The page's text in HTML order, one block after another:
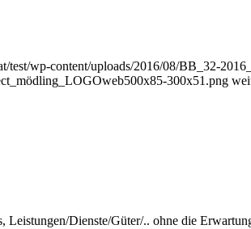
test/wp-content/uploads/2016/08/BB_32-
300x51.png
Leistungen/Dienste/Güter/.. ohne die